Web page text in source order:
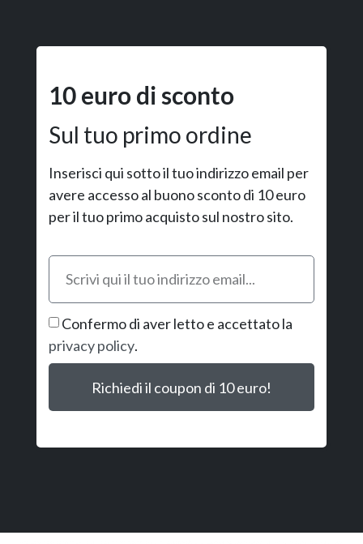
10 euro di sconto
Sul tuo primo ordine
Inserisci qui sotto il tuo indirizzo email per
avere accesso al buono sconto di 10 euro
per il tuo primo acquisto sul nostro sito.
Confermo di aver letto e accettato la
privacy policy.
Richiedi il coupon di 10 euro!